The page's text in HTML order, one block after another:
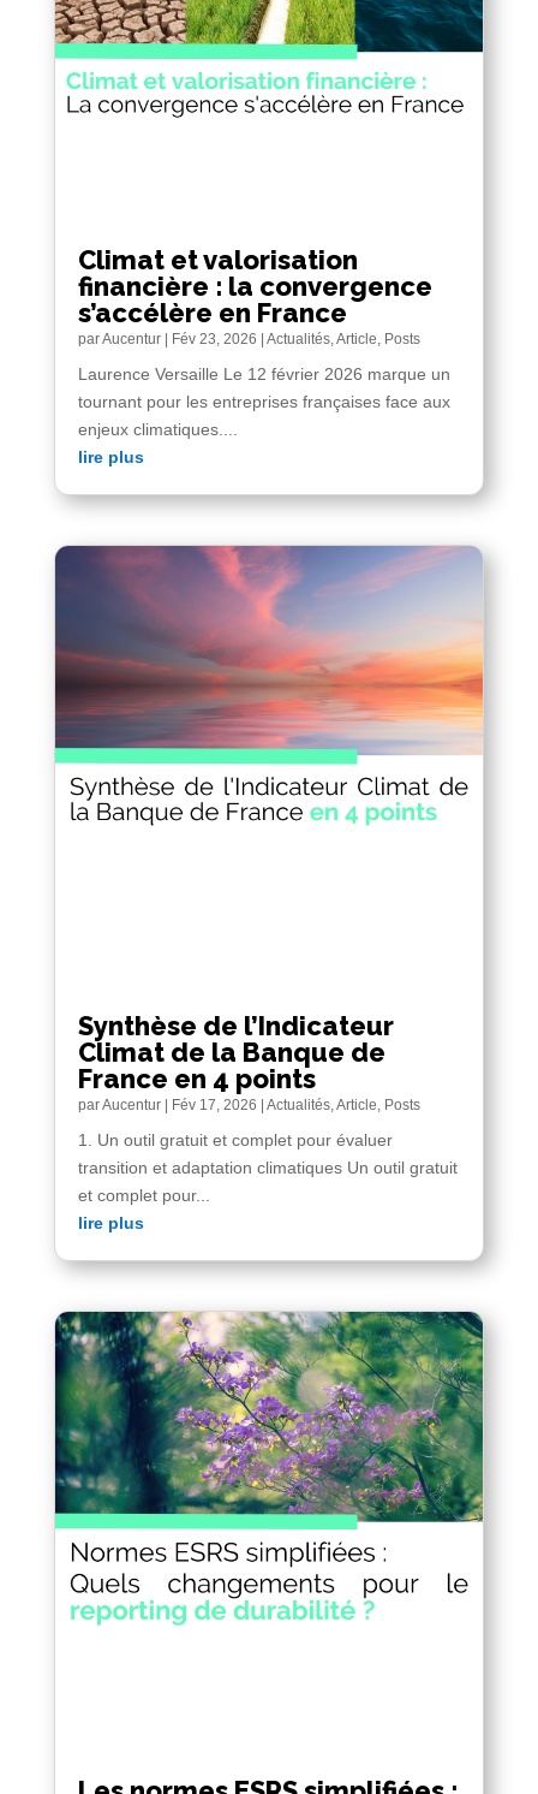
Climat et valorisation
financière : la convergence
s’accélère en France
parAucentur| Fév 23, 2026 Actualités,Article, Posts
Laurence Versaille Le 12 février 2026 marque un
tournant pour les entreprises françaises face aux
enjeux climatiques....
lire plus
Synthèse de l’Indicateur
Climat de la Banque de
France en 4 points
parAucentur| Fév 17, 2026 | Actualités, Article Posts
1. Un outil gratuit et complet pour évaluer
transition et adaptation climatiques Un outil gratuit
et complet pour...
lire plus